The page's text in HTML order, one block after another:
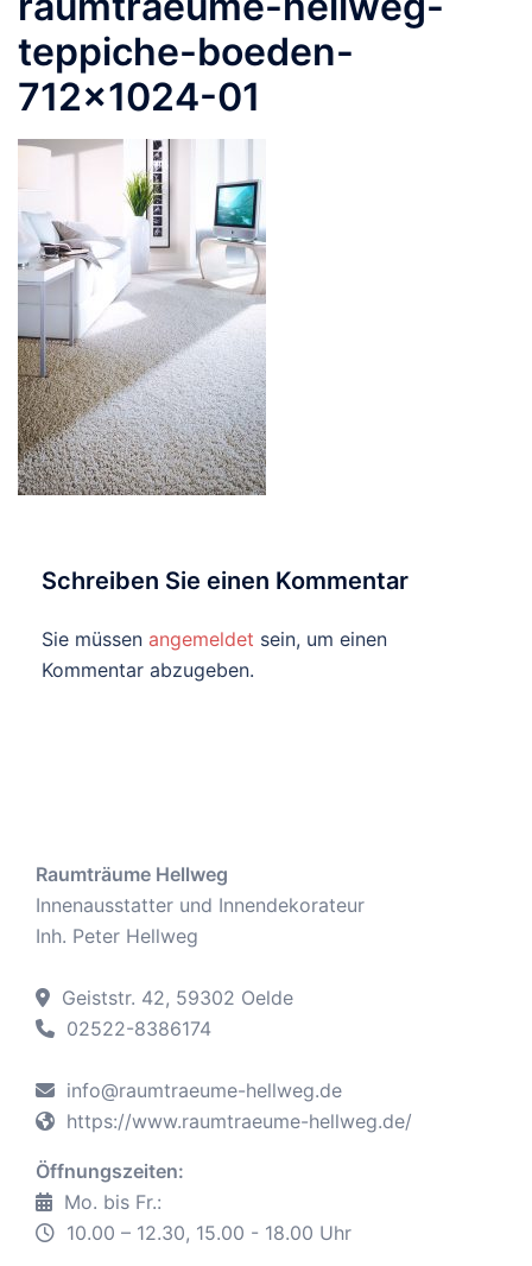
teppiche-boeden-
712×1024-01
Schreiben Sie einen Kommentar
Sie müssen angemeldet sein, um einen
Kommentar abzugeben.
Raumträume Hellweg
Innenausstatter und Innendekorateur
Inh. Peter Hellweg
Geiststr. 42, 59302 Oelde
02522-8386174
info@raumtraeume-hellweg.de
https://www.raumtraeume-hellweg.de/
Öffnungszeiten:
Mo. bis Fr.:
10.00 – 12.30, 15.00 - 18.00 Uhr